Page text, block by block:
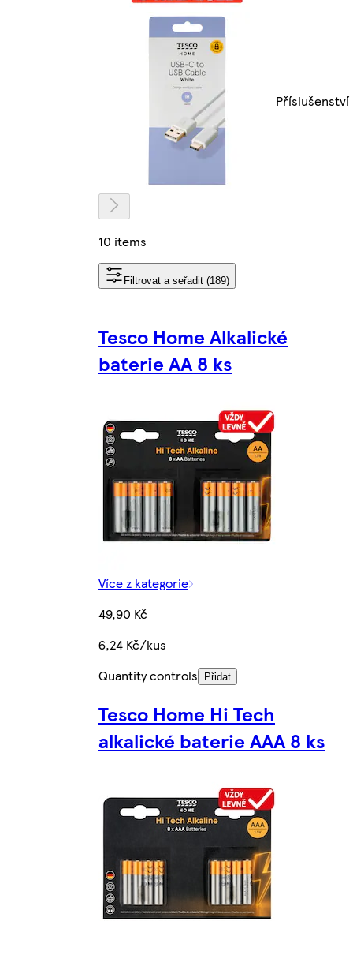
Příslušenství
10 items
Filtrovat a seřadit (189)
Tesco Home Alkalické
baterie AA 8 ks
Více z kategorie
49,90 Kč
6,24 Kč/kus
Quantity controls
Přidat
Tesco Home Hi Tech
alkalické baterie AAA 8 ks